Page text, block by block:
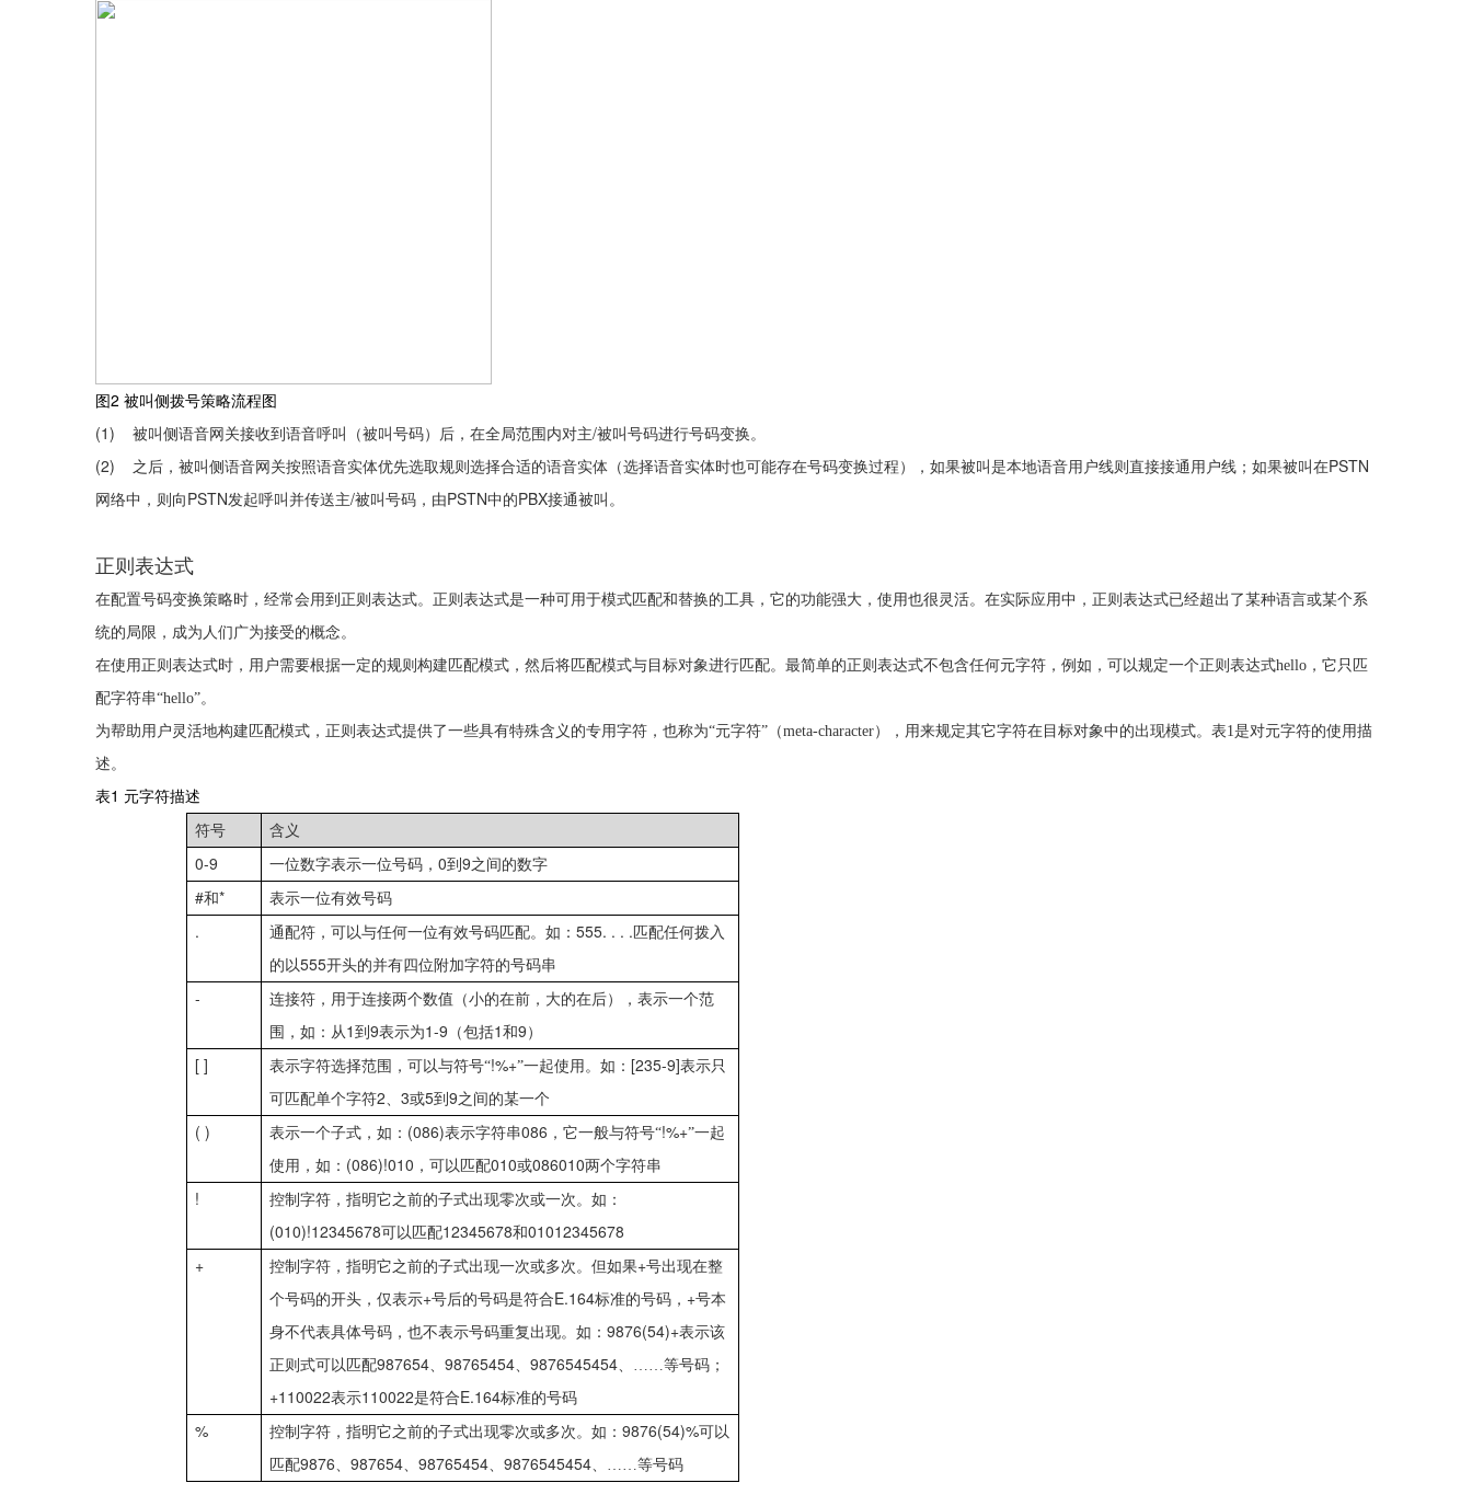
图2 被叫侧拨号策略流程图
(1) 被叫侧语音网关接收到语音呼叫（被叫号码）后，在全局范围内对主/被叫号码进行号码变换。
(2) 之后，被叫侧语音网关按照语音实体优先选取规则选择合适的语音实体（选择语音实体时也可能存在号码变换过程），如果被叫是本地语音用户线则直接接通用户线；如果被叫在PSTN
网络中，则向 PSTN发起呼叫并传送主/被叫号码，由PSTN中的PBX接通被叫。
正则表达式
在配置号码变换策略时，经常会用到正则表达式。正则表达式是一种可用于模式匹配和替换的工具，它的功能强大，使用也很灵活。在实际应用中，正则表达式已经超出了某种语言或某个系
统的局限，成为人们广为接受的概念。
在使用正则表达式时，用户需要根据一定的规则构建匹配模式，然后将匹配模式与目标对象进行匹配。最简单的正则表达式不包含任何元字符，例如，可以规定一个正则表达式hello ，它只匹
配字符串“hello”。
为帮助用户灵活地构建匹配模式，正则表达式提供了一些具有特殊含义的专用字符，也称为“元字符”（meta-character），用来规定其它字符在目标对象中的出现模式。 表1是对元字符的使用描
述。
表1 元字符描述
符号 含义
0-9 一位数字表示一位号码， 0到 9之间的数字
#和* 表示一位有效号码
. 通配符，可以与任何一位有效号码匹配。如： 555. . . . 匹配任何拨入
的以555开头的并有四位附加字符的号码串
-
连接符，用于连接两个数值（小的在前，大的在后），表示一个范
围，如：从1 到 9表示为1-9 （包括1 和9 ）
[ ] 表示字符选择范围，可以与符号“!%+”一起使用。如： [235-9]表示只
可匹配单个字符2、 3或5到 9之间的某一个
( ) 表示一个子式，如： (086)表示字符串086 ，它一般与符号“!%+”一起
使用，如： (086)!010 ，可以匹配010或086010两个字符串
! 控制字符，指明它之前的子式出现零次或一次。如：
(010)!12345678可以匹配12345678和01012345678
+
控制字符，指明它之前的子式出现一次或多次。但如果+号出现在整
个号码的开头，仅表示+号后的号码是符合E.164标准的号码， +号本
身不代表具体号码，也不表示号码重复出现。如： 9876(54)+表示该
正则式可以匹配987654、 98765454、 9876545454、……等号码；
+110022表示110022是符合E.164标准的号码
% 控制字符，指明它之前的子式出现零次或多次。如： 9876(54)%可以
匹配9876、 987654、 98765454、 9876545454、……等号码